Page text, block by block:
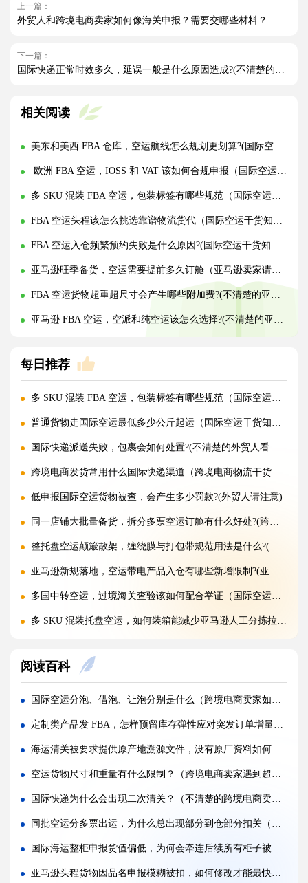
上一篇：
外贸人和跨境电商卖家如何像海关申报？需要交哪些材料？
下一篇：
相关阅读
美东和美西 FBA 仓库，空运航线怎么规划更划算?(国际空运干货知识分享)
欧洲 FBA 空运，IOSS 和 VAT 该如何合规申报（国际空运干货知识分享）
多 SKU 混装 FBA 空运，包装标签有哪些规范（国际空运干货知识分享）
FBA 空运头程该怎么挑选靠谱物流货代（国际空运干货知识分享）
FBA 空运入仓频繁预约失败是什么原因?(国际空运干货知识分享)
亚马逊旺季备货，空运需要提前多久订舱（亚马逊卖家请注意）
FBA 空运货物超重超尺寸会产生哪些附加费?(不清楚的亚马逊卖家看过来)
亚马逊 FBA 空运，空派和纯空运该怎么选择?(不清楚的亚马逊卖家看过来)
每日推荐
多 SKU 混装 FBA 空运，包装标签有哪些规范（国际空运干货知识分享）
普通货物走国际空运最低多少公斤起运（国际空运干货知识分享）
国际快递派送失败，包裹会如何处置?(不清楚的外贸人看过来)
跨境电商发货常用什么国际快递渠道（跨境电商物流干货知识分享）
低申报国际空运货物被查，会产生多少罚款?(外贸人请注意)
同一店铺大批量备货，拆分多票空运订舱有什么好处?(跨境电商卖家必看篇)
整托盘空运颠簸散架，缠绕膜与打包带规范用法是什么?(国际空运干货知识分享)
亚马逊新规落地，空运带电产品入仓有哪些新增限制?(亚马逊卖家请注意)
多国中转空运，过境海关查验该如何配合举证（国际空运干货知识分享）
多 SKU 混装托盘空运，如何装箱能减少亚马逊人工分拣拉长上架时长?(国际空运干货知识分享)
美国 5106 备案不全，空派货物一定会被扣吗?(不清楚的跨境电商卖家看过来)
亚马逊入仓排队，空派如何缩短上架等待时间?(亚马逊卖家必看篇)
跨境电商 FBA 空运，自主 VAT 清关和集体包税清关分别适配什么场景（亚马逊卖家请注意）
凌晨落地的红眼航班空运，末端机场分拣会额外拉长多久派送时效?(不清楚的外贸人看过来)
国际空运附加费有哪些（燃油、安检、操作费一览）
国际空运运价经常波动（影响空运价格的核心因素）
深圳盐田、蛇口、南沙港口海运出货，码头操作流程有何差异?(国际海运干货知识分享)
超长超宽货物走海运，提前需要向船公司申请哪些特殊许可?(不清楚的外贸人看过来)
受潮货物海运集装箱如何防潮，哪些防潮方案性价比最高?(国际海运干货知识分享)
阅读百科
国际空运分泡、借泡、让泡分别是什么（跨境电商卖家如何不吃暗亏）
定制类产品发 FBA，怎样预留库存弹性应对突发订单增量（亚马逊干货知识分享）
海运清关被要求提供原产地溯源文件，没有原厂资料如何补救（不清楚的跨境电商卖家请注意）
空运货物尺寸和重量有什么限制？（跨境电商卖家遇到超限该如何处理）
国际快递为什么会出现二次清关？（不清楚的跨境电商卖家请注意）
同批空运分多票出运，为什么总出现部分到仓部分扣关（国际空运干货知识分享）
国际海运整柜申报货值偏低，为何会牵连后续所有柜子被重点查验（国际海运干货知识分享）
亚马逊头程货物因品名申报模糊被扣，如何修改才能最快放行（亚马逊卖家请注意）